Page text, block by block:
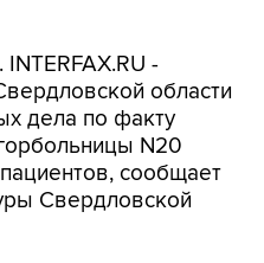
INTERFAX.RU -
области
дела по факту
N20
сообщает
Свердловской